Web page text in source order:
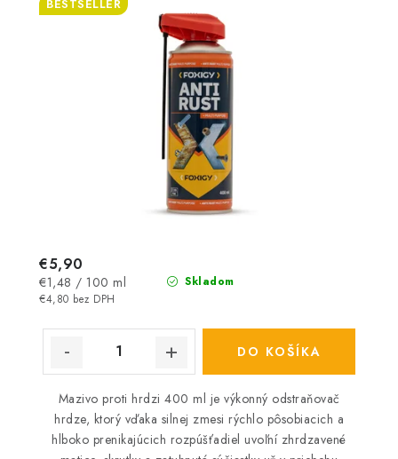
BESTSELLER
Skladom
€4,80 bez DPH
€5,90
Jednotková
cena:
€1,48 / 100 ml
DO KOŠÍKA
Mazivo proti hrdzi 400 ml je výkonný odstraňovač
hrdze, ktorý vďaka silnej zmesi rýchlo pôsobiacich a
hlboko prenikajúcich rozpúšťadiel uvoľní zhrdzavené